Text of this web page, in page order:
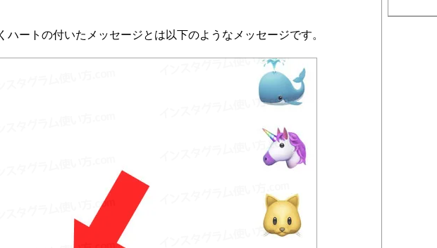
ハートの付いたメッセージとは以下のようなメッセージです。